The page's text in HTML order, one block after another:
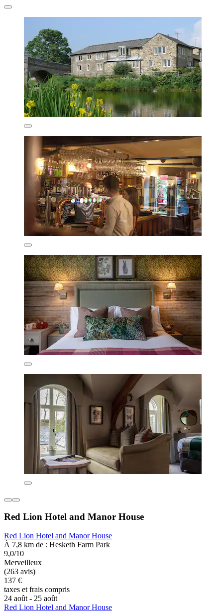
Red Lion Hotel and Manor House
Red Lion Hotel and Manor House
À 7,8 km de : Hesketh Farm Park
9,0/10
Merveilleux
(263 avis)
137 €
taxes et frais compris
24 août - 25 août
Red Lion Hotel and Manor House